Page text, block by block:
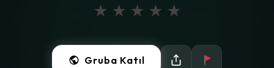
★ ★ ★ ★ ★
Gruba Katıl